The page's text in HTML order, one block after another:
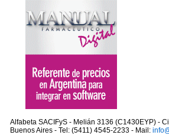
Alfabeta SACIFyS - Melián 3136 (C1430EYP) -
Buenos Aires - Tel: (5411) 4545-2233 - Mail: